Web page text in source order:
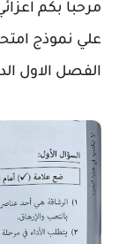
مرحبا بكم
علي نموذج
الفصل الاول الدور